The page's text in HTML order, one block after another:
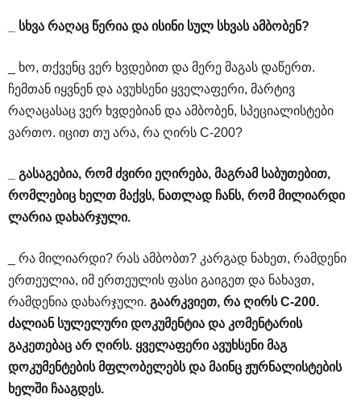
სხვა რაღაც წერია და ისინი სულ სხვას ამბობენ?
_ ხო, თქვენც ვერ ხვდებით და მერე მაგას დაწერთ.
ჩემთან იყვნენ და ავუხსენი ყველაფერი, მარტივ
რაღაცასაც ვერ ხვდებიან და ამბობენ, სპეციალისტები
ვართო. იცით თუ არა, რა ღირს C-200?
გასაგებია, რომ ძვირი ეღირება, მაგრამ საბუთებით,
რომლებიც ხელთ მაქვს, ნათლად ჩანს, რომ მილიარდი
ლარია დახარჯული.
_ რა მილიარდი? რას ამბობთ? კარგად ნახეთ, რამდენი
ერთეულია, იმ ერთეულის ფასი გაიგეთ და ნახავთ,
რამდენია დახარჯული. გაარკვიეთ, რა ღირს C-200.
ძალიან სულელური დოკუმენტია და კომენტარის
გაკეთებაც არ ღირს. ყველაფერი ავუხსენი მაგ
დოკუმენტების მფლობელებს და მაინც ჟურნალისტების
ხელში ჩააგდეს.